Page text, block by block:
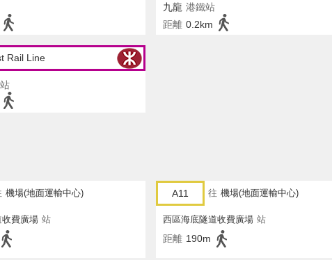
九龍 港鐵站
距離 0.2km
Rail Line
機場(地面運輸中心)
費廣場 站
A11 往 機場(地面運輸中心)
西區海底隧道收費廣場 站
距離 190m